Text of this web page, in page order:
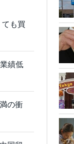
も買
績低
の衝